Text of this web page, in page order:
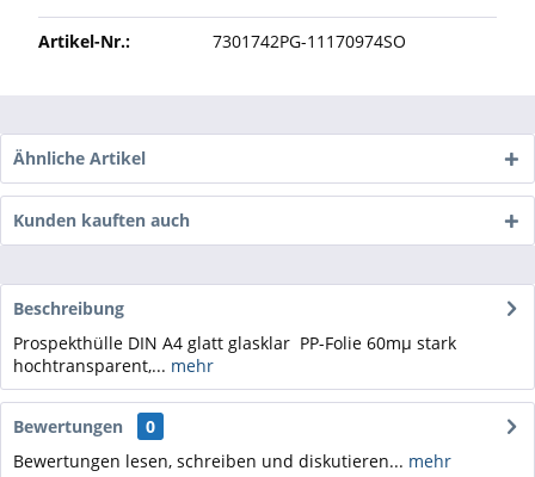
Artikel-Nr.: 7301742PG-11170974SO
Ähnliche Artikel
Kunden kauften auch
Beschreibung
Prospekthülle DIN A4 glatt glasklar PP-Folie 60mµ stark
hochtransparent,... mehr
Bewertungen
0
Bewertungen lesen, schreiben und diskutieren... mehr